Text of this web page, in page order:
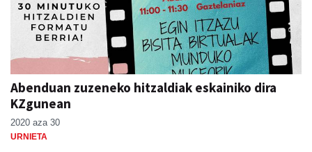
Abenduan zuzeneko hitzaldiak eskainiko dira
KZgunean
2020 aza 30
URNIETA